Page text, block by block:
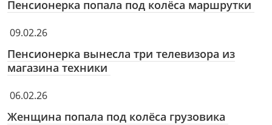
Пенсионерка попала под колёса маршрутки
09.02.26
Пенсионерка вынесла три телевизора из
магазина техники
06.02.26
Женщина попала под колёса грузовика